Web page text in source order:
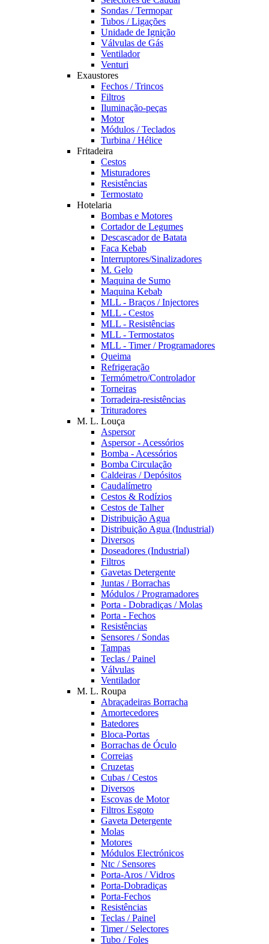
Sondas / Termopar
Tubos / Ligações
Unidade de Ignição
Válvulas de Gás
Ventilador
Venturi
Exaustores
Fechos / Trincos
Filtros
Iluminação-peças
Motor
Módulos / Teclados
Turbina / Hélice
Fritadeira
Cestos
Misturadores
Resistências
Termostato
Hotelaria
Bombas e Motores
Cortador de Legumes
Descascador de Batata
Faca Kebab
Interruptores/Sinalizadores
M. Gelo
Maquina de Sumo
Maquina Kebab
MLL - Braços / Injectores
MLL - Cestos
MLL - Resistências
MLL - Termostatos
MLL - Timer / Programadores
Queima
Refrigeração
Termómetro/Controlador
Torneiras
Torradeira-resistências
Trituradores
M. L. Louça
Aspersor
Aspersor - Acessórios
Bomba - Acessórios
Bomba Circulação
Caldeiras / Depósitos
Caudalímetro
Cestos & Rodízios
Cestos de Talher
Distribuição Agua
Distribuição Agua (Industrial)
Diversos
Doseadores (Industrial)
Filtros
Gavetas Detergente
Juntas / Borrachas
Módulos / Programadores
Porta - Dobradiças / Molas
Porta - Fechos
Resistências
Sensores / Sondas
Tampas
Teclas / Painel
Válvulas
Ventilador
M. L. Roupa
Abraçadeiras Borracha
Amortecedores
Batedores
Bloca-Portas
Borrachas de Óculo
Correias
Cruzetas
Cubas / Cestos
Diversos
Escovas de Motor
Filtros Esgoto
Gaveta Detergente
Molas
Motores
Módulos Electrónicos
Ntc / Sensores
Porta-Aros / Vidros
Porta-Dobradiças
Porta-Fechos
Resistências
Teclas / Painel
Timer / Selectores
Tubo / Foles